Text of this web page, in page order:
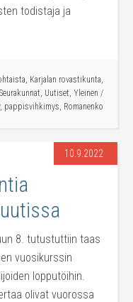
todistaja ja
, Karjalan rovastikunta,
Seurakunnat, Uutiset, Yleinen /
, pappisvihkimys, Romanenko
10.9.2022
8. tutustuttiin taas
vuosikurssin
lopputöihin.
olivat vuorossa